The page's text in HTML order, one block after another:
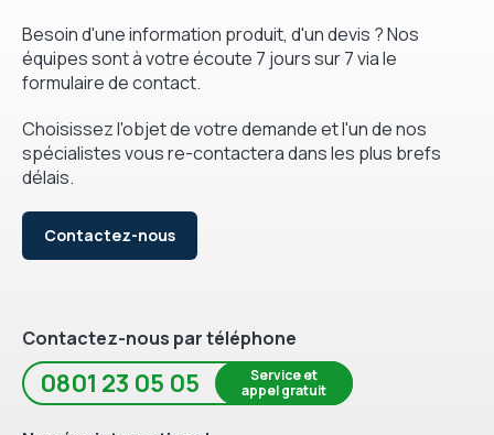
Besoin d'une information produit, d'un devis ? Nos
équipes sont à votre écoute 7 jours sur 7 via le
formulaire de contact.
Choisissez l'objet de votre demande et l'un de nos
spécialistes vous re-contactera dans les plus brefs
délais.
Contactez-nous
Contactez-nous par téléphone
0801 23 05 05
Service et
appel gratuit